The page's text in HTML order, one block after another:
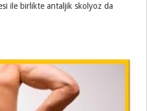
ile birlikte antaljik skolyoz da